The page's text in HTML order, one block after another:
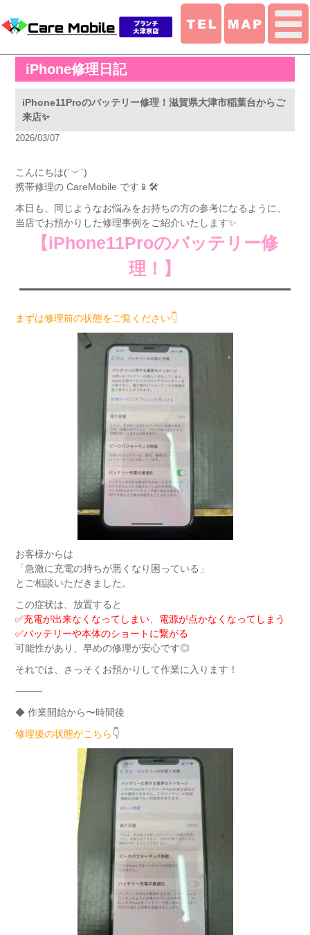
iPhone修理日記
iPhone11Proのバッテリー修理！滋賀県大津市稲葉台からご
来店✨️
2026/03/07
こんにちは(´︶`)
携帯修理の CareMobile です📱🛠
本日も、同じようなお悩みをお持ちの方の参考になるように、
当店でお預かりした修理事例をご紹介いたします✨️
【iPhone11Proのバッテリー修
理！】
まずは修理前の状態をご覧ください👇
お客様からは
「急激に充電の持ちが悪くなり困っている」
とご相談いただきました。
この症状は、放置すると
✅充電が出来なくなってしまい、電源が点かなくなってしまう
✅バッテリーや本体のショートに繋がる
可能性があり、早めの修理が安心です◎
それでは、さっそくお預かりして作業に入ります！
⸻
◆ 作業開始から〜時間後
修理後の状態がこちら👇